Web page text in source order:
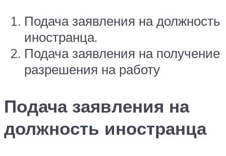
Подача заявления на должность
иностранца.
Подача заявления на получение
разрешения на работу
Подача заявления на
должность иностранца